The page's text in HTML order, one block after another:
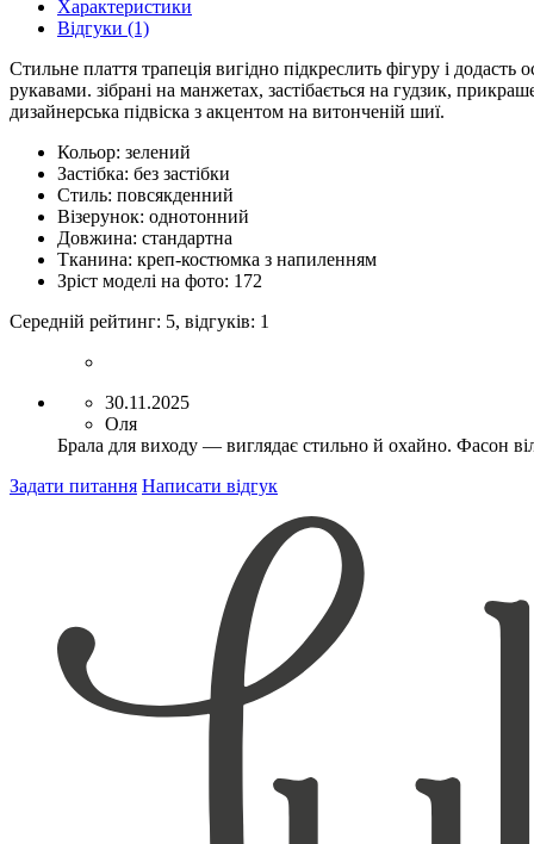
Характеристики
Відгуки (1)
Стильне плаття трапеція вигідно підкреслить фігуру і
рукавами. зібрані на манжетах, застібається на гудзик,
дизайнерська підвіска з акцентом на витонченій шиї.
Кольор: зелений
Застібка: без застібки
Стиль: повсякденний
Візерунок: однотонний
Довжина: стандартна
Тканина: креп-костюмка з напиленням
Зріст моделі на фото: 172
Середній рейтинг: 5, відгуків: 1
30.11.2025
Оля
Брала для виходу — виглядає стильно й охайно. Фасон
Задати питання Написати відгук